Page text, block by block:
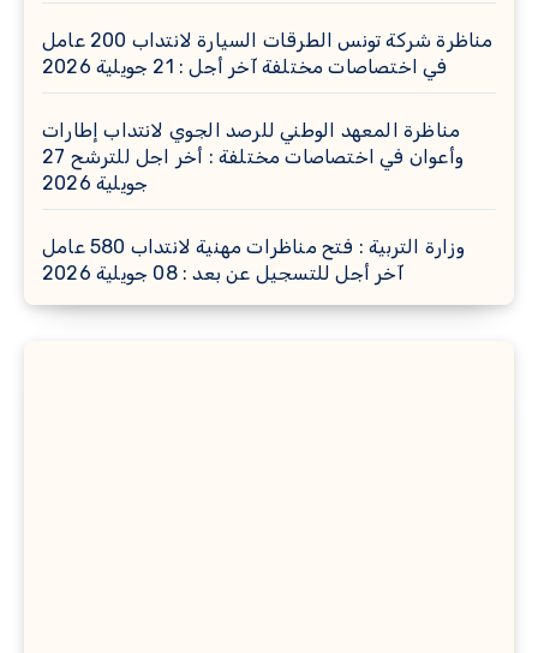
مناظرة شركة تونس الطرقات السيارة لانتداب 200 عامل
في اختصاصات مختلفة آخر أجل : 21 جويلية 2026
مناظرة المعهد الوطني للرصد الجوي لانتداب إطارات
وأعوان في اختصاصات مختلفة : أخر اجل للترشح 27
جويلية 2026
وزارة التربية : فتح مناظرات مهنية لانتداب 580 عامل
آخر أجل للتسجيل عن بعد : 08 جويلية 2026